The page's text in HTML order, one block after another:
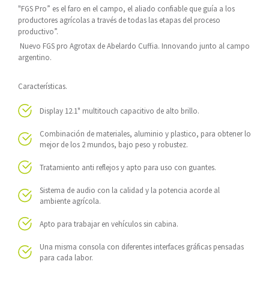
"FGS Pro” es el faro en el campo, el aliado confiable que guía a los
productores agrícolas a través de todas las etapas del proceso
productivo”.
Nuevo FGS pro Agrotax de Abelardo Cuffia. Innovando junto al campo
argentino.
Características.
Display 12.1" multitouch capacitivo de alto brillo.
Combinación de materiales, aluminio y plastico, para obtener lo
mejor de los 2 mundos, bajo peso y robustez.
Tratamiento anti reflejos y apto para uso con guantes.
Sistema de audio con la calidad y la potencia acorde al
ambiente agrícola.
Apto para trabajar en vehículos sin cabina.
Una misma consola con diferentes interfaces gráficas pensadas
para cada labor.